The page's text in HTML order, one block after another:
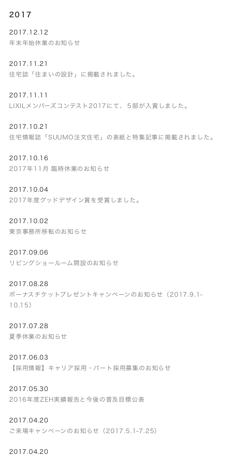
2017
2017.12.12
年末年始休業のお知らせ
2017.11.21
住宅誌「住まいの設計」に掲載されました。
2017.11.11
LIXILメンバーズコンテスト2017にて、５邸が入賞しました。
2017.10.21
住宅情報誌「SUUMO注文住宅」の表紙と特集記事に掲載されました。
2017.10.16
2017年11月 臨時休業のお知らせ
2017.10.04
2017年度グッドデザイン賞を受賞しました。
2017.10.02
東京事務所移転のお知らせ
2017.09.06
リビングショールーム開設のお知らせ
2017.08.28
ボーナスチケットプレゼントキャンペーンのお知らせ（2017.9.1-
10.15）
2017.07.28
夏季休業のお知らせ
2017.06.03
【採用情報】キャリア採用・パート採用募集のお知らせ
2017.05.30
2016年度ZEH実績報告と今後の普及目標公表
2017.04.20
ご来場キャンペーンのお知らせ（2017.5.1-7.25）
2017.04.20